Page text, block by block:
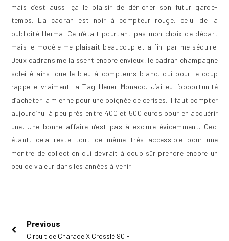
mais c’est aussi ça le plaisir de dénicher son futur garde-
temps. La cadran est noir à compteur rouge, celui de la
publicité Herma. Ce n’était pourtant pas mon choix de départ
mais le modèle me plaisait beaucoup et a fini par me séduire.
Deux cadrans me laissent encore envieux, le cadran champagne
soleillé ainsi que le bleu à compteurs blanc, qui pour le coup
rappelle vraiment la Tag Heuer Monaco. J’ai eu l’opportunité
d’acheter la mienne pour une poignée de cerises. Il faut compter
aujourd’hui à peu près entre 400 et 500 euros pour en acquérir
une. Une bonne affaire n’est pas à exclure évidemment. Ceci
étant, cela reste tout de même très accessible pour une
montre de collection qui devrait à coup sûr prendre encore un
peu de valeur dans les années à venir.
Navigation
Previous
Previous
Circuit de Charade X Crosslé 90 F